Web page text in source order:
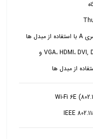
-خروجی USB های سری A با استفاده از مبدل ها
-خروجی VGA، HDMI، DVI, Displayport و
شبکه بی سیم Wi-Fi 6E (802.11ax)4